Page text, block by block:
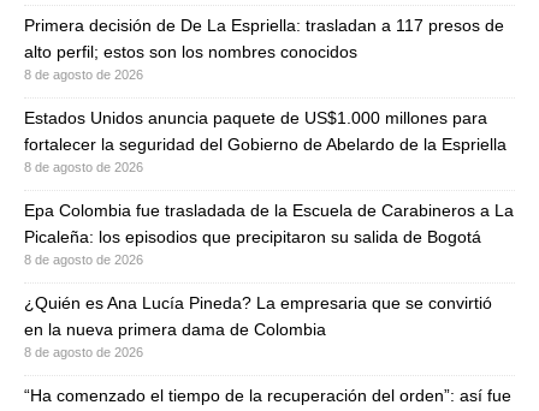
Primera decisión de De La Espriella: trasladan a 117 presos de
alto perfil; estos son los nombres conocidos
8 de agosto de 2026
Estados Unidos anuncia paquete de US$1.000 millones para
fortalecer la seguridad del Gobierno de Abelardo de la Espriella
8 de agosto de 2026
Epa Colombia fue trasladada de la Escuela de Carabineros a La
Picaleña: los episodios que precipitaron su salida de Bogotá
8 de agosto de 2026
¿Quién es Ana Lucía Pineda? La empresaria que se convirtió
en la nueva primera dama de Colombia
8 de agosto de 2026
“Ha comenzado el tiempo de la recuperación del orden”: así fue